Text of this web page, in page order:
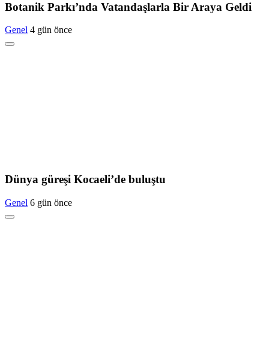
Botanik Parkı’nda Vatandaşlarla Bir Araya Geldi
Genel 4 gün önce
Dünya güreşi Kocaeli’de buluştu
Genel 6 gün önce